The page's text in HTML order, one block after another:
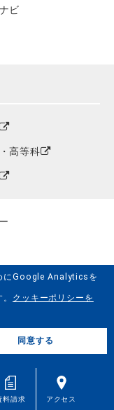
料請求 アクセス
にGoogle Analyticsを
クッキーポリシーを
同意する
ビ
高等科
Reserved.